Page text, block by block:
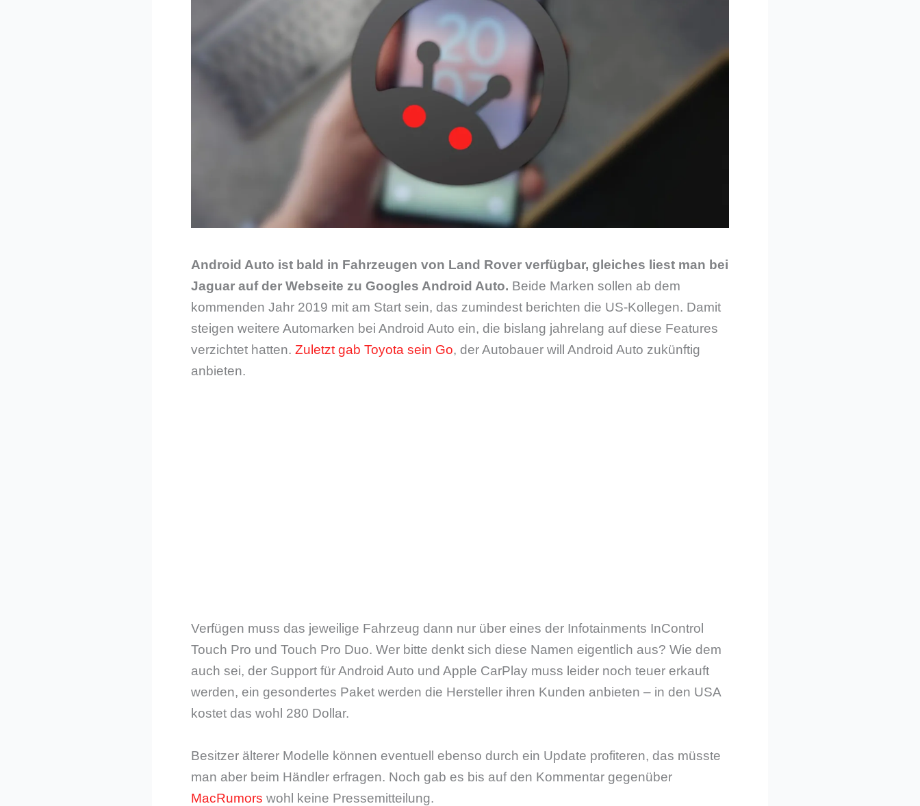
Android Auto ist bald in Fahrzeugen von Land Rover verfügbar, gleiches liest man bei
Jaguar auf der Webseite zu Googles Android Auto. Beide Marken sollen ab dem
kommenden Jahr 2019 mit am Start sein, das zumindest berichten die US-Kollegen. Damit
steigen weitere Automarken bei Android Auto ein, die bislang jahrelang auf diese Features
verzichtet hatten. Zuletzt gab Toyota sein Go, der Autobauer will Android Auto zukünftig
anbieten.
Verfügen muss das jeweilige Fahrzeug dann nur über eines der Infotainments InControl
Touch Pro und Touch Pro Duo. Wer bitte denkt sich diese Namen eigentlich aus? Wie dem
auch sei, der Support für Android Auto und Apple CarPlay muss leider noch teuer erkauft
werden, ein gesondertes Paket werden die Hersteller ihren Kunden anbieten – in den USA
kostet das wohl 280 Dollar.
Besitzer älterer Modelle können eventuell ebenso durch ein Update profiteren, das müsste
man aber beim Händler erfragen. Noch gab es bis auf den Kommentar gegenüber
MacRumors wohl keine Pressemitteilung.